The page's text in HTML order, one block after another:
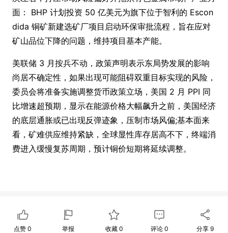
面： BHP 计划投资 50 亿美元为旗下位于智利的 Escon
dida 铜矿新建选矿厂项目启动环保审批流程，旨在应对
矿山品位下降的问题，维持项目基本产能。
美联储 3 月按兵不动，政策声明表示东局势发展的影响
尚居不确定性，如果出现可能阻碍双重目标实现的风险，
委员会将准备实施调整货币政策立场，美国 2 月 PPI 同
比增速超预期，显示在能源价格大幅飙升之前，美国经济
的底层通胀或已出现反弹迹象，压制市场风偏;基本面来
看，矿难供应维持紧缺，全球显性库存居高不下，终端消
费进入缓慢复苏周期，预计铜价短期将延续调整。
点赞0 举报 收藏 0 评论0 分享9